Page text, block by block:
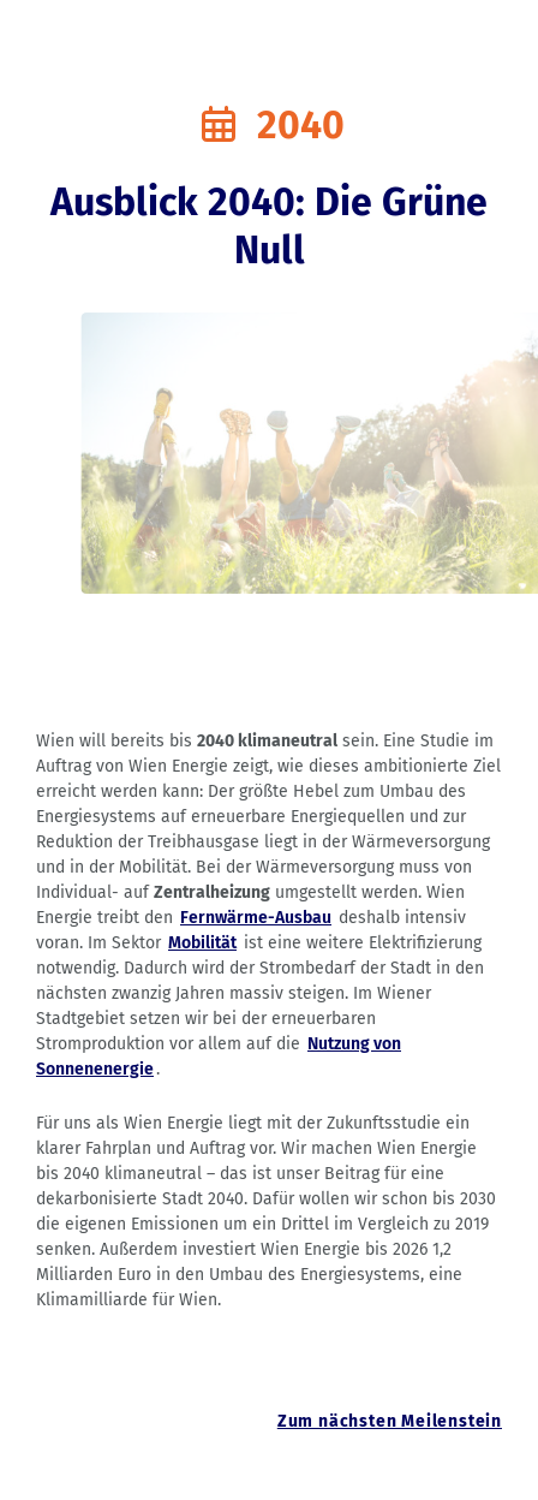
2040
Ausblick 2040: Die Grüne
Null
Wien will bereits bis 2040 klimaneutral sein. Eine Studie im
Auftrag von Wien Energie zeigt, wie dieses ambitionierte Ziel
erreicht werden kann: Der größte Hebel zum Umbau des
Energiesystems auf erneuerbare Energiequellen und zur
Reduktion der Treibhausgase liegt in der Wärmeversorgung
und in der Mobilität. Bei der Wärmeversorgung muss von
Individual- aufZentralheizung umgestellt werden. Wien
Energie treibt den Fernwärme-Ausbau deshalb intensiv
voran. Im Sektor Mobilität ist eine weitere Elektrifizierung
notwendig. Dadurch wird der Strombedarf der Stadt in den
nächsten zwanzig Jahren massiv steigen. Im Wiener
Stadtgebiet setzen wir bei der erneuerbaren
Stromproduktion vor allem auf die Nutzung von
Sonnenenergie.
Für uns als Wien Energie liegt mit der Zukunftsstudie ein
klarer Fahrplan und Auftrag vor. Wir machen Wien Energie
bis 2040 klimaneutral – das ist unser Beitrag für eine
dekarbonisierte Stadt 2040. Dafür wollen wir schon bis 2030
die eigenen Emissionen um ein Drittel im Vergleich zu 2019
senken. Außerdem investiert Wien Energie bis 2026 1,2
Milliarden Euro in den Umbau des Energiesystems, eine
Klimamilliarde für Wien.
Zum nächsten Meilenstein